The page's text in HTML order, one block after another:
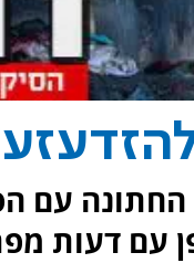
עם
עם דעות